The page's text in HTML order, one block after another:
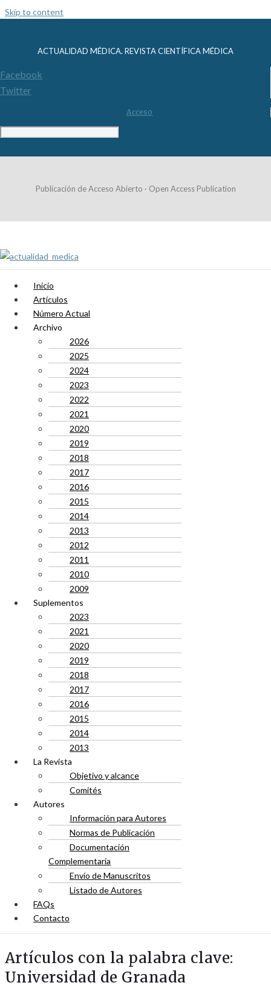
Skip to content
ACTUALIDAD MÉDICA. REVISTA CIENTÍFICA MÉDICA
Facebook
Twitter
Acceso
Publicación de Acceso Abierto · Open Access Publication
Inicio
Artículos
Número Actual
Archivo
2026
2025
2024
2023
2022
2021
2020
2019
2018
2017
2016
2015
2014
2013
2012
2011
2010
2009
Suplementos
2023
2021
2020
2019
2018
2017
2016
2015
2014
2013
La Revista
Objetivo y alcance
Comités
Autores
Información para Autores
Normas de Publicación
Documentación
Complementaria
Envío de Manuscritos
Listado de Autores
FAQs
Contacto
Artículos con la palabra clave:
Universidad de Granada